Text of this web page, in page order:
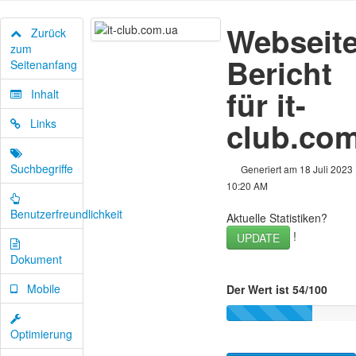
Zurück
zum
Seitenanfang
Inhalt
Links
Suchbegriffe
Benutzerfreundlichkeit
Dokument
Mobile
Optimierung
Bericht
für it-
Generiert am 18 Juli 2023
10:20 AM
Aktuelle Statistiken?
UPDATE
!
Der Wert ist 54/100